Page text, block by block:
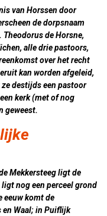
van Horssen door
de dorpsnaam
de Horsne,
alle drie pastoors,
over het recht
kan worden afgeleid,
destijds een pastoor
kerk (met of nog
geweest.
Mekkersteeg ligt de
nog een perceel grond
eeuw komt de
en Waal; in Puiflijk